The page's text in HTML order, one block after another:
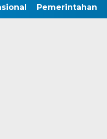
Pemerintahan